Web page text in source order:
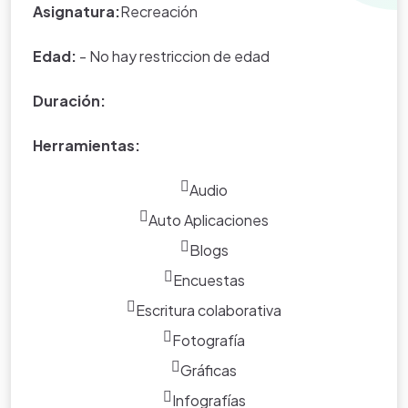
Asignatura:Recreación
Edad: - No hay restriccion de edad
Duración:
Herramientas:
Audio
Auto Aplicaciones
Blogs
Encuestas
Escritura colaborativa
Fotografía
Gráficas
Infografías